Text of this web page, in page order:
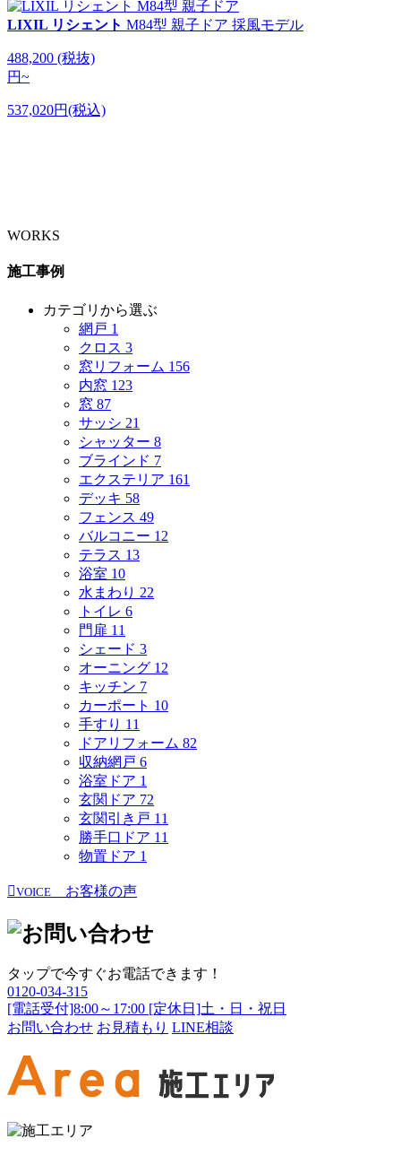
LIXIL リシェント M84型 親子ドア 採風モデル
488,200 (税抜)
円~
537,020円(税込)
WORKS
施工事例
カテゴリから選ぶ
網戸 1
クロス 3
窓リフォーム 156
内窓 123
窓 87
サッシ 21
シャッター 8
ブラインド 7
エクステリア 161
デッキ 58
フェンス 49
バルコニー 12
テラス 13
浴室 10
水まわり 22
トイレ 6
門扉 11
シェード 3
オーニング 12
キッチン 7
カーポート 10
手すり 11
ドアリフォーム 82
収納網戸 6
浴室ドア 1
玄関ドア 72
玄関引き戸 11
勝手口ドア 11
物置ドア 1
VOICE お客様の声
タップで今すぐお電話できます！
0120-034-315
[電話受付]8:00～17:00 [定休日]土・日・祝日
お問い合わせ お見積もり LINE相談